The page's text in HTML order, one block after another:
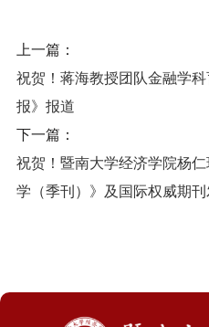
上一篇：
祝贺！蒋海教授团队金融学
报》报道
下一篇：
祝贺！暨南大学经济学院杨
学（季刊）》及国际权威期